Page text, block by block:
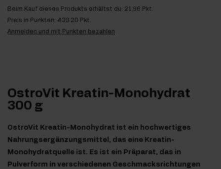
Beim Kauf dieses Produkts erhältst du: 21.96 Pkt.
Preis in Punkten: 439.20 Pkt.
Anmelden und mit Punkten bezahlen
OstroVit Kreatin-Monohydrat
300 g
OstroVit Kreatin-Monohydrat ist ein hochwertiges
Nahrungsergänzungsmittel, das eine Kreatin-
Monohydratquelle ist. Es ist ein Präparat, das in
Pulverform in verschiedenen Geschmacksrichtungen